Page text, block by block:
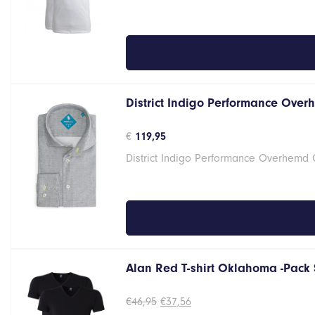
District Indigo Performance
€ 119,95
District Indigo Performance Overhemd
Alan Red T-shirt Oklahoma -Pack
€46,95 Oorspronkelijke
€37,56Huidige